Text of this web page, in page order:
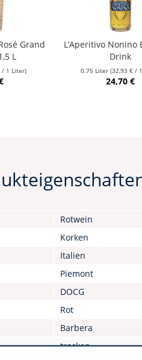
Grand
L
/ 1 Liter)
L‘Aperitivo Nonino
Drink
0.75 Liter(32,93 € /
24,70 €
Rotwein
Korken
Italien
Piemont
DOCG
Rot
Barbera
trocken